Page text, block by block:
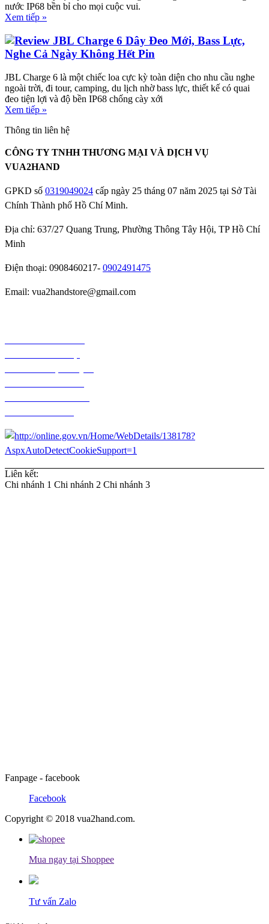
nước IP68 bền bỉ cho mọi cuộc vui.
Xem tiếp »
Review JBL Charge 6 Dây Đeo Mới, Bass Lực,
Nghe Cả Ngày Không Hết Pin
JBL Charge 6 là một chiếc loa cực kỳ toàn diện cho nhu cầu nghe
ngoài trời, đi tour, camping, du lịch nhờ bass lực, thiết kế có quai
đeo tiện lợi và độ bền IP68 chống cày xới
Xem tiếp »
Thông tin liên hệ
CÔNG TY TNHH THƯƠNG MẠI VÀ DỊCH VỤ
VUA2HAND
GPKD số 0319049024 cấp ngày 25 tháng 07 năm 2025 tại Sở Tài
Chính Thành phố Hồ Chí Minh.
Địa chỉ: 637/27 Quang Trung, Phường Thông Tây Hội, TP Hồ Chí
Minh
Điện thoại: 0908460217- 0902491475
Email: vua2handstore@gmail.com
Liên kết:
Chi nhánh 1 Chi nhánh 2 Chi nhánh 3
Fanpage - facebook
Facebook
Copyright © 2018 vua2hand.com.
Mua ngay tại Shoppee
Tư vấn Zalo